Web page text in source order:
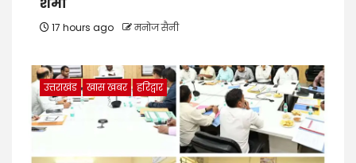
17 hours ago मनोज सैनी
उत्तराखंड खास खबर हरिद्वार